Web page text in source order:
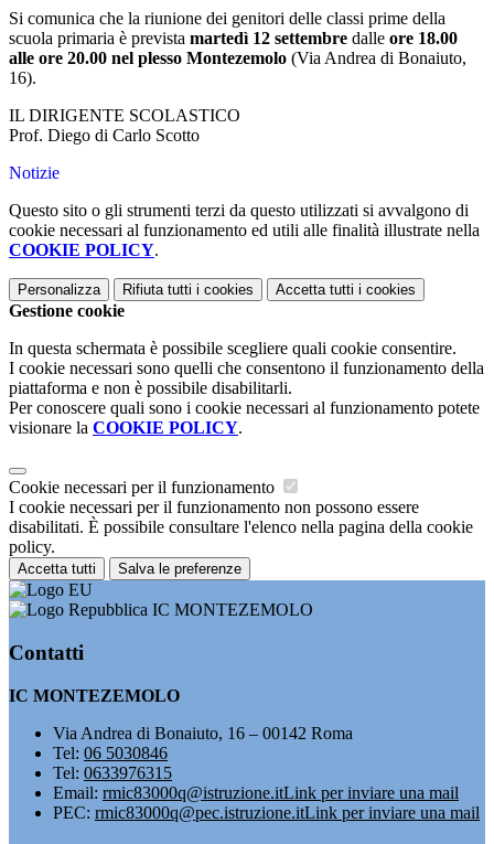
Si comunica che la riunione dei genitori delle classi prime della
scuola primaria è prevista martedì 12 settembre dalle ore 18.00
alle ore 20.00 nel plesso Montezemolo (Via Andrea di Bonaiuto,
16).
IL DIRIGENTE SCOLASTICO
Prof. Diego di Carlo Scotto
Notizie
Questo sito o gli strumenti terzi da questo utilizzati si avvalgono di
cookie necessari al funzionamento ed utili alle finalità illustrate nella
COOKIE POLICY.
Personalizza Rifiuta tutti i cookies Accetta tutti i cookies
Gestione cookie
In questa schermata è possibile scegliere quali cookie consentire.
I cookie necessari sono quelli che consentono il funzionamento della
piattaforma e non è possibile disabilitarli.
Per conoscere quali sono i cookie necessari al funzionamento potete
visionare la COOKIE POLICY.
Cookie necessari per il funzionamento
I cookie necessari per il funzionamento non possono essere
disabilitati. È possibile consultare l'elenco nella pagina della cookie
policy.
Accetta tutti Salva le preferenze
IC MONTEZEMOLO
Contatti
IC MONTEZEMOLO
Via Andrea di Bonaiuto, 16 – 00142 Roma
Tel: 06 5030846
Tel: 0633976315
Email: rmic83000q@istruzione.itLink per inviare una mail
PEC: rmic83000q@pec.istruzione.itLink per inviare una mail